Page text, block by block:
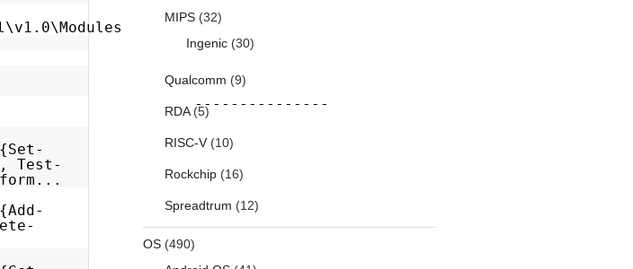
Name
---------------
Test-
MIPS(32)
Ingenic(30)
Qualcomm (9)
RDA(5)
RISC-V(10)
Rockchip(16)
Spreadtrum (12)
OS(490)